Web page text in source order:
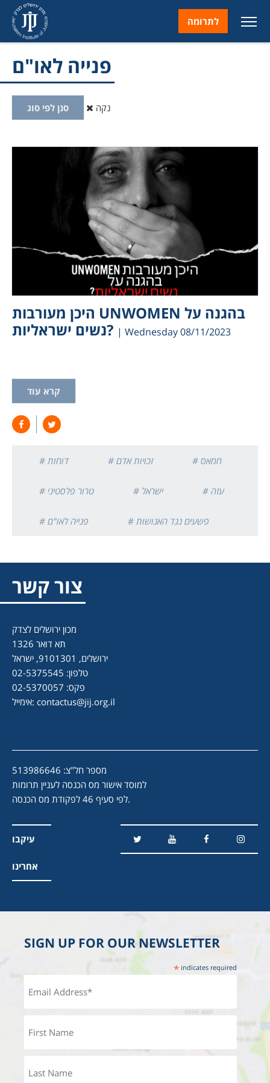
לתרומה
פנייה לאו"ם
סנן לפי סוג נקה
היכן מעורבות UNWOMEN בהגנה על
נשים ישראליות? | Wednesday 08/11/2023
קרא עוד
# דוחות # זכויות אדם # חמאס
# טרור פלסטיני # ישראל # עזה
# פנייה לאו"ם # פשעים נגד האנושות
צור קשר
מכון ירושלים לצדק
תא דואר 1326
ירושלים, 9101301, ישראל
טלפון: 02-5375545
פקס: 02-5370057
אימייל: contactus@jij.org.il
מספר חל"צ: 513986646
למוסד אישור מס הכנסה לעניין תרומות
לפי סעיף 46 לפקודת מס הכנסה.
עיקבו
אחרינו
SIGN UP FOR OUR NEWSLETTER
* indicates required